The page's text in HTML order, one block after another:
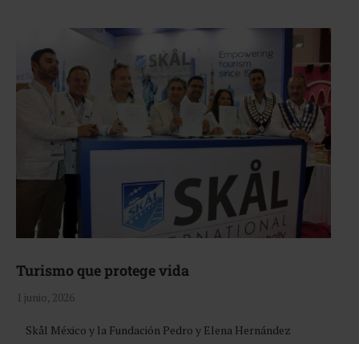
Turismo que protege vida
1 junio, 2026
Skål México y la Fundación Pedro y Elena Hernández